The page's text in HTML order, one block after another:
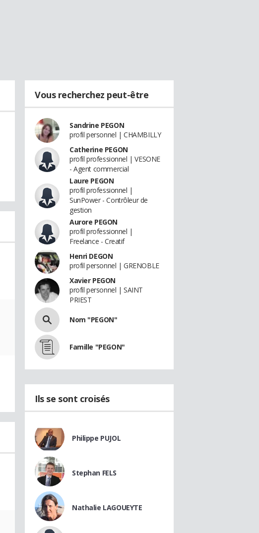
Vous recherchez peut-être
Sandrine PEGON
profil personnel | CHAMBILLY
Catherine PEGON
profil professionnel | VESONE
- Agent commercial
Laure PEGON
profil professionnel |
SunPower - Contrôleur de
gestion
Aurore PEGON
profil professionnel |
Freelance - Creatif
Henri DEGON
profil personnel | GRENOBLE
Xavier PEGON
profil personnel | SAINT
PRIEST
Nom "PEGON"
Famille "PEGON"
Ils se sont croisés
Philippe PUJOL
Stephan FELS
Nathalie LAGOUEYTE